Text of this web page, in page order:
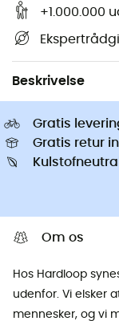
+1.000.000
Beskrivelse
Damer
Gratis
Gratis retur
Kulstofneutral
Om os
Hos Hardloop
udenfor. Vi elsker
mennesker, og vi